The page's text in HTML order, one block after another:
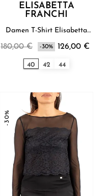
ELISABETTA
FRANCHI
Damen T-Shirt Elisabetta
180,00 € -30% 126,00 €
40 42 44
-30%